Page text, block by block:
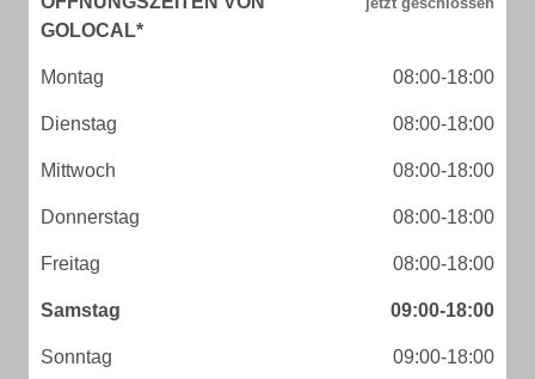
GOLOCAL*
Montag 08:00-18:00
Dienstag 08:00-18:00
Mittwoch 08:00-18:00
Donnerstag 08:00-18:00
Freitag 08:00-18:00
Samstag 09:00-18:00
Sonntag 09:00-18:00